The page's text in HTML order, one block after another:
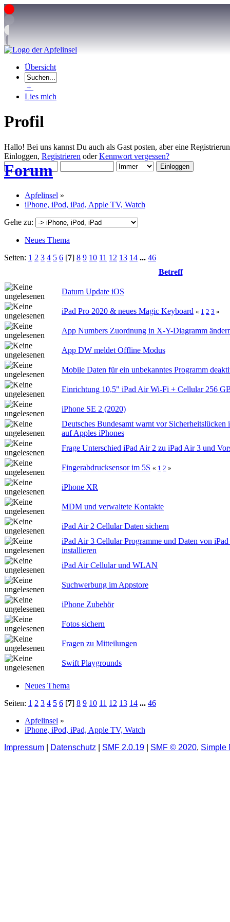
Übersicht
+
Lies mich
Profil
Hallo! Bei uns kannst Du auch als Gast posten, aber eine
Einloggen, Registrieren oderKennwort vergessen?
Forum
Apfelinsel »
iPhone, iPod, iPad, Apple TV, Watch
Gehe zu:
Neues Thema
Seiten: 1 2 3 4 5 6 [7] 8 9 10 11 12 13 14 ... 46
Betreff
Datum Update iOS
iPad Pro 2020 & neues Magic Keyboard « 1 2 3 »
App Numbers Zuordnung in X-Y-Diagramm
App DW meldet Offline Modus
Mobile Daten für ein unbekanntes Programm
Einrichtung 10,5" iPad Air Wi‑Fi + Cellular 256
iPhone SE 2 (2020)
Deutsches Bundesamt warnt vor
auf Apples iPhones
Frage Unterschied iPad Air 2 zu iPad Air 3 und
Fingerabdrucksensor im 5S « 1 2 »
iPhone XR
MDM und verwaltete Kontakte
iPad Air 2 Cellular Daten sichern
iPad Air 3 Cellular Programme und Daten von
installieren
iPad Air Cellular und WLAN
Suchwerbung im Appstore
iPhone Zubehör
Fotos sichern
Fragen zu Mitteilungen
Swift Playgrounds
Neues Thema
Seiten: 1 2 3 4 5 6 [7] 8 9 10 11 12 13 14 ... 46
Apfelinsel »
iPhone, iPod, iPad, Apple TV, Watch
Impressum
Datenschutz SMF 2.0.19 SMF © 2020, Simple